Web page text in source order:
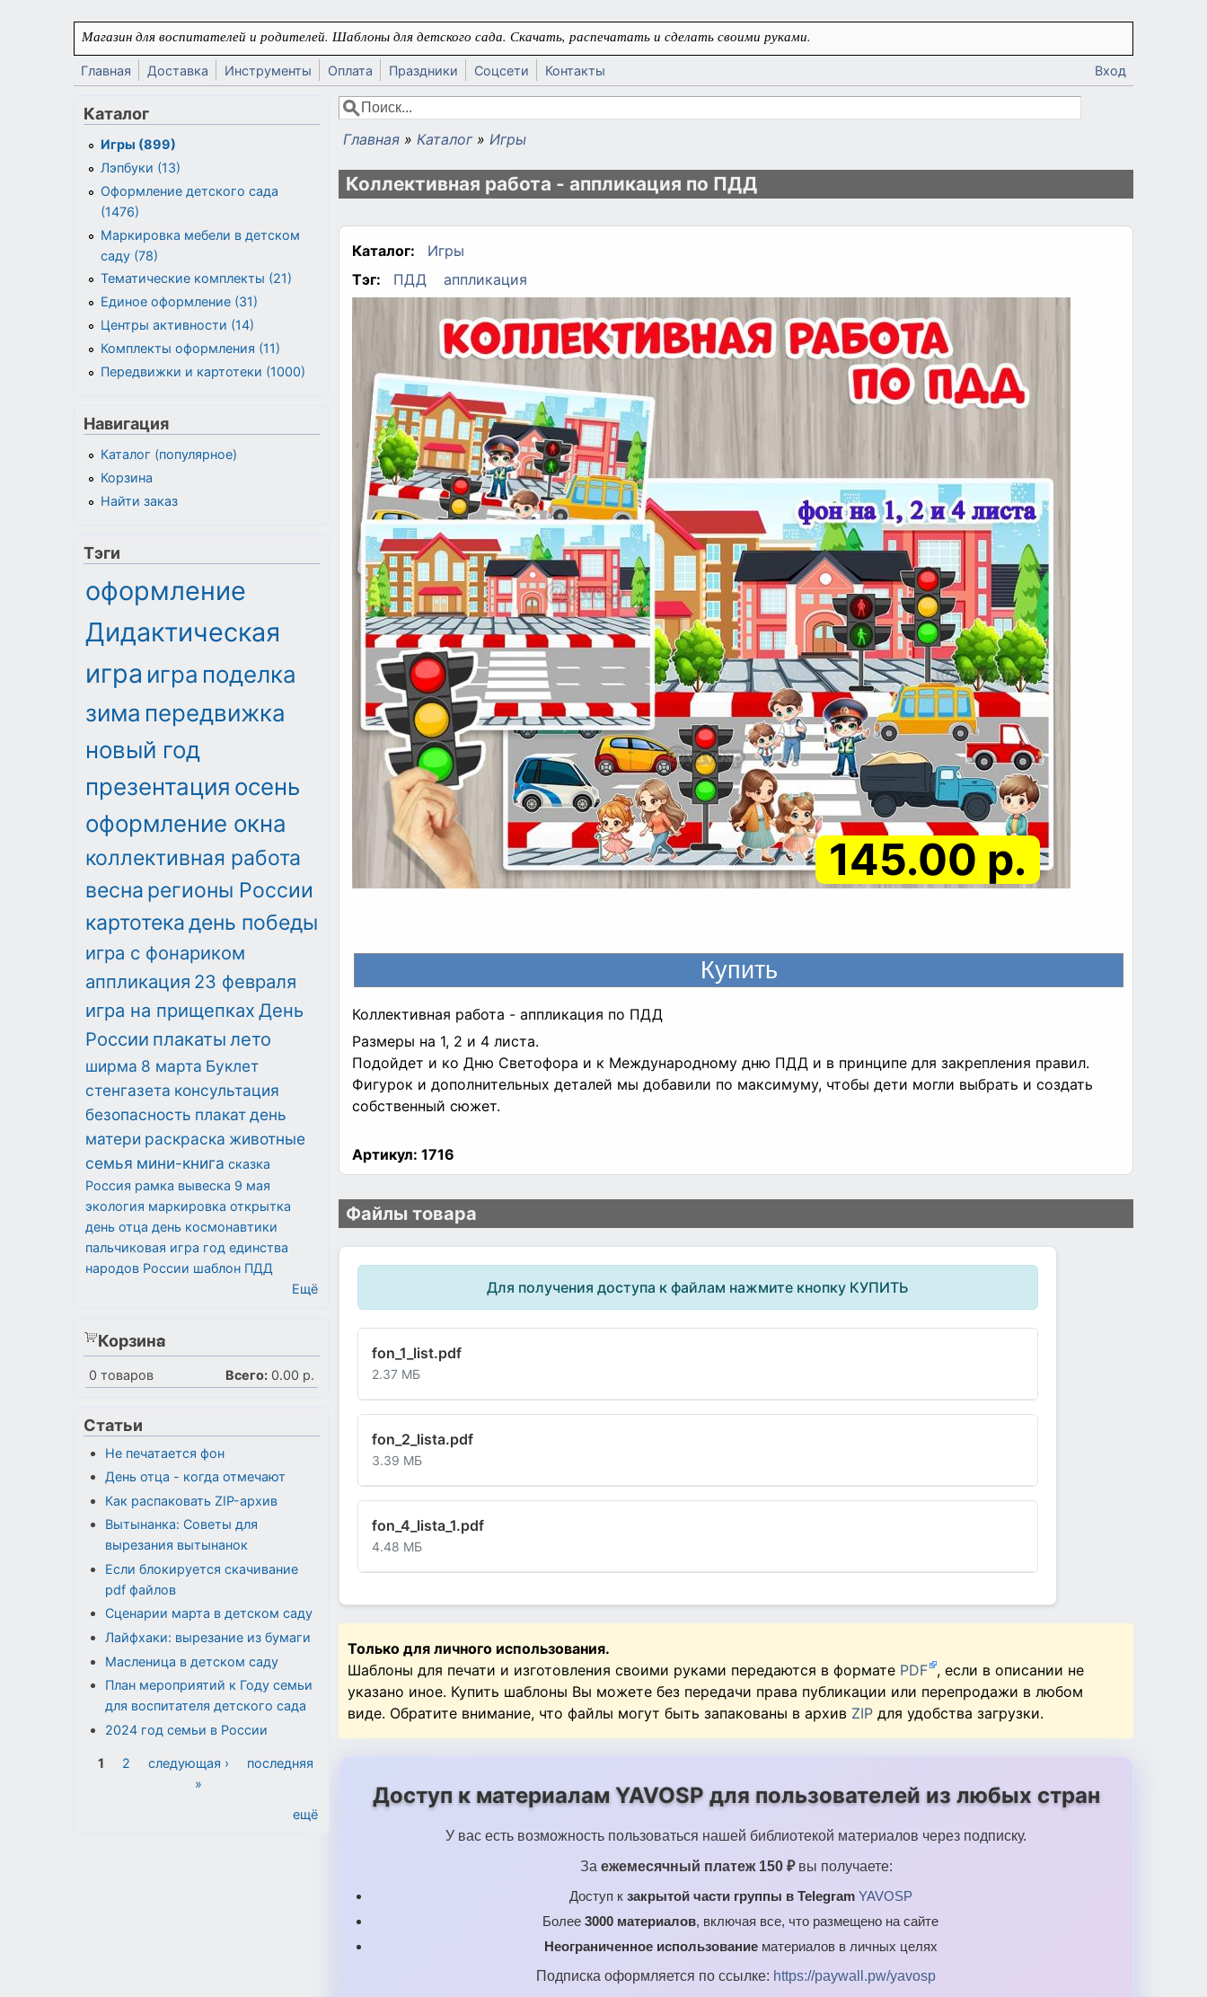
Перейти к основному содержанию
Магазин для воспитателей и родителей. Шаблоны для детского сада. Скачать, распечатать и сделать своими руками.
Главная Доставка Инструменты Оплата Праздники Соцсети Контакты Вход
Форма поиска
Поиск
Вы здесь
Главная » Каталог » Игры
Коллективная работа - аппликация по ПДД
Каталог:
Игры
Тэг:
ПДД аппликация
145.00 р.
Коллективная работа - аппликация по ПДД
Размеры на 1, 2 и 4 листа.
Подойдет и ко Дню Светофора и к Международному дню ПДД и в принципе для закрепления правил.
Фигурок и дополнительных деталей мы добавили по максимуму, чтобы дети могли выбрать и создать
собственный сюжет.
Артикул: 1716
Файлы товара
Для получения доступа к файлам нажмите кнопку КУПИТЬ
fon_1_list.pdf
2.37 МБ
fon_2_lista.pdf
3.39 МБ
fon_4_lista_1.pdf
4.48 МБ
Только для личного использования.
Шаблоны для печати и изготовления своими руками передаются в формате PDF , если в описании не
указано иное. Купить шаблоны Вы можете без передачи права публикации или перепродажи в любом
виде. Обратите внимание, что файлы могут быть запакованы в архив ZIP для удобства загрузки.
Доступ к материалам YAVOSP для пользователей из любых стран
У вас есть возможность пользоваться нашей библиотекой материалов через подписку.
За ежемесячный платеж 150 ₽вы получаете:
Доступ к закрытой части группы в Telegram YAVOSP
Более 3000 материалов, включая все, что размещено на сайте
Неограниченное использованиематериалов в личных целях
Подписка оформляется по ссылке: https://paywall.pw/yavosp
Каталог
Игры (899)
Лэпбуки (13)
Оформление детского сада
(1476)
Маркировка мебели в детском
саду (78)
Тематические комплекты (21)
Единое оформление (31)
Центры активности (14)
Комплекты оформления (11)
Передвижки и картотеки (1000)
Навигация
Каталог (популярное)
Корзина
Найти заказ
Тэги
оформление
Дидактическая
игра игра поделка
зима передвижка
новый год
презентация осень
оформление окна
коллективная работа
весна регионы России
картотекадень победы
игра с фонариком
аппликация 23 февраля
игра на прищепках День
России плакаты лето
ширма 8 марта Буклет
стенгазета консультация
безопасность плакатдень
матери раскраска животные
семья мини-книга сказка
Россия рамка вывеска 9 мая
экология маркировка открытка
день отца день космонавтики
пальчиковая игра год единства
народов России шаблон ПДД
Ещё
Корзина
0 товаров Всего: 0.00 р.
Статьи
Не печатается фон
День отца - когда отмечают
Как распаковать ZIP-архив
Вытынанка: Советы для
вырезания вытынанок
Если блокируется скачивание
pdf файлов
Сценарии марта в детском саду
Лайфхаки: вырезание из бумаги
Масленица в детском саду
План мероприятий к Году семьи
для воспитателя детского сада
2024 год семьи в России
Страницы
1 2 следующая ›
последняя
»
ещё